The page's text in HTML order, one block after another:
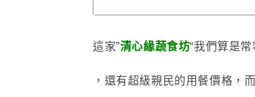
這家”清心緣蔬食坊“我們算是常
， 還有超級親民的用餐價格 ，